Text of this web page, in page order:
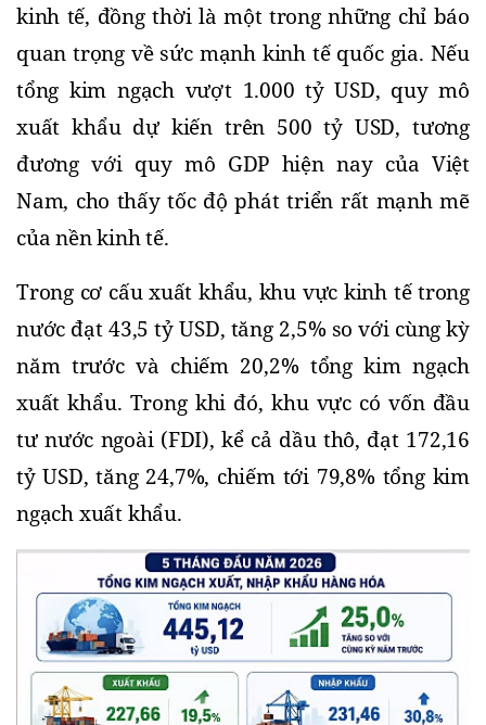
kinh tế, đồng thời là một trong những chỉ báo
quan trọng về sức mạnh kinh tế quốc gia. Nếu
tổng kim ngạch vượt 1.000 tỷ USD, quy mô
xuất khẩu dự kiến trên 500 tỷ USD, tương
đương với quy mô GDP hiện nay của Việt
Nam, cho thấy tốc độ phát triển rất mạnh mẽ
của nền kinh tế.
Trong cơ cấu xuất khẩu, khu vực kinh tế trong
nước đạt 43,5 tỷ USD, tăng 2,5% so với cùng kỳ
năm trước và chiếm 20,2% tổng kim ngạch
xuất khẩu. Trong khi đó, khu vực có vốn đầu
tư nước ngoài (FDI), kể cả dầu thô, đạt 172,16
tỷ USD, tăng 24,7%, chiếm tới 79,8% tổng kim
ngạch xuất khẩu.